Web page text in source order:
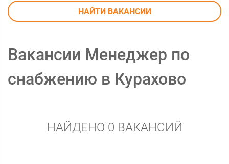
НАЙТИ ВАКАНСИИ
Вакансии Менеджер по
снабжению в Курахово
НАЙДЕНО 0 ВАКАНСИЙ